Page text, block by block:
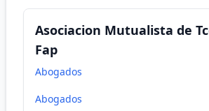
Asociacion Mutualista de
Fap
Abogados
Abogados